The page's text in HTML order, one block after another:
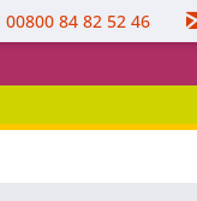
00800 84 82 52 46